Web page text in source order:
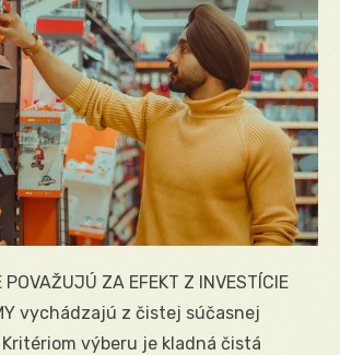
POVAŽUJÚ ZA EFEKT Z INVESTÍCIE
vychádzajú z čistej súčasnej
výberu je kladná čistá